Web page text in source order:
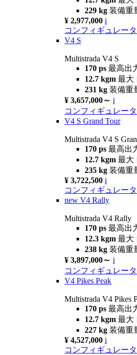
229 kg 装備重
¥ 2,977,000 i
コンフィギュレー
V4 S
Multistrada V4 S
170 ps 最高出
12.7 kgm 最大
231 kg 装備重
¥ 3,657,000～ i
コンフィギュレー
V4 S Grand Tour
Multistrada V4 S
170 ps 最高出
12.7 kgm 最大
235 kg 装備重
¥ 3,722,500 i
コンフィギュレー
new V4 Rally
Multistrada V4 Rally
170 ps 最高出
12.3 kgm 最大
238 kg 装備重
¥ 3,897,000～ i
コンフィギュレー
V4 Pikes Peak
Multistrada V4 Pikes
170 ps 最高出
12.7 kgm 最大
227 kg 装備重
¥ 4,527,000 i
コンフィギュレー